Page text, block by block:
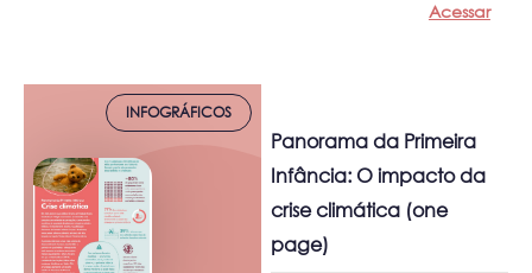
Acessar
INFOGRÁFICOS
Panorama da Primeira
Infância: O impacto da
crise climática (one
page)